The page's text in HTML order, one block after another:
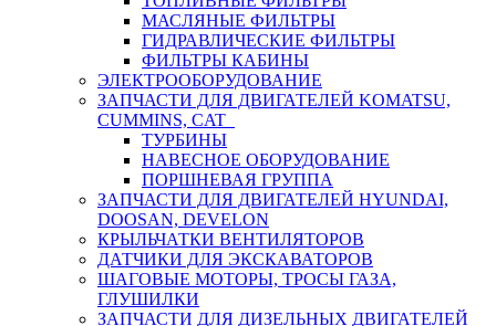
МАСЛЯНЫЕ ФИЛЬТРЫ
ГИДРАВЛИЧЕСКИЕ ФИЛЬТРЫ
ФИЛЬТРЫ КАБИНЫ
ЭЛЕКТРООБОРУДОВАНИЕ
ЗАПЧАСТИ ДЛЯ ДВИГАТЕЛЕЙ KOMATSU,
CUMMINS, CAT
ТУРБИНЫ
НАВЕСНОЕ ОБОРУДОВАНИЕ
ПОРШНЕВАЯ ГРУППА
ЗАПЧАСТИ ДЛЯ ДВИГАТЕЛЕЙ HYUNDAI,
DOOSAN, DEVELON
КРЫЛЬЧАТКИ ВЕНТИЛЯТОРОВ
ДАТЧИКИ ДЛЯ ЭКСКАВАТОРОВ
ШАГОВЫЕ МОТОРЫ, ТРОСЫ ГАЗА,
ГЛУШИЛКИ
ЗАПЧАСТИ ДЛЯ ДИЗЕЛЬНЫХ ДВИГАТЕЛЕЙ